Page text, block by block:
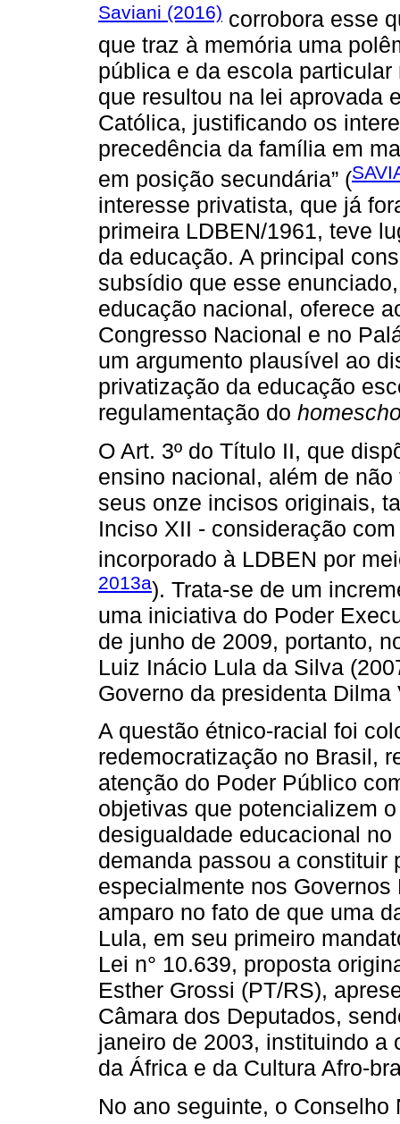
Saviani (2016) corrobora esse
que traz à memória uma
pública e da escola
que resultou na lei aprovada
Católica, justificando os
precedência da família em
em posição secundária” (
interesse privatista, que já
primeira LDBEN/1961, teve
da educação. A principal
subsídio que esse
educação nacional, oferece
Congresso Nacional e no
um argumento plausível ao
privatização da educação
regulamentação do
O Art. 3º do Título II, que
ensino nacional, além de
seus onze incisos originais,
Inciso XII - consideração
incorporado à LDBEN por
2013a). Trata-se de um
uma iniciativa do Poder
de junho de 2009, portanto,
Luiz Inácio Lula da Silva
Governo da presidenta
A questão étnico-racial foi
redemocratização no Brasil,
atenção do Poder Público
objetivas que potencializem
desigualdade educacional
demanda passou a
especialmente nos
amparo no fato de que uma
Lula, em seu primeiro
Lei n° 10.639, proposta
Esther Grossi (PT/RS),
Câmara dos Deputados,
janeiro de 2003, instituindo a
da África e da Cultura Afro-
No ano seguinte, o